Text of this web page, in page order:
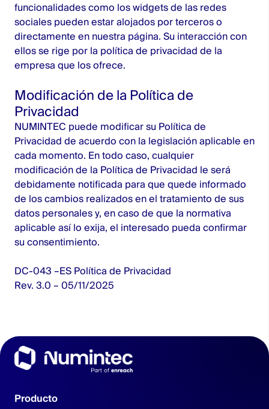
funcionalidades como los widgets de las redes
sociales pueden estar alojados por terceros o
directamente en nuestra página. Su interacción con
ellos se rige por la política de privacidad de la
empresa que los ofrece.
Modificación de la Política de
Privacidad
NUMINTEC puede modificar su Política de
Privacidad de acuerdo con la legislación aplicable en
cada momento. En todo caso, cualquier
modificación de la Política de Privacidad le será
debidamente notificada para que quede informado
de los cambios realizados en el tratamiento de sus
datos personales y, en caso de que la normativa
aplicable así lo exija, el interesado pueda confirmar
su consentimiento.
DC-043 –ES Política de Privacidad
Rev. 3.0 – 05/11/2025
Producto